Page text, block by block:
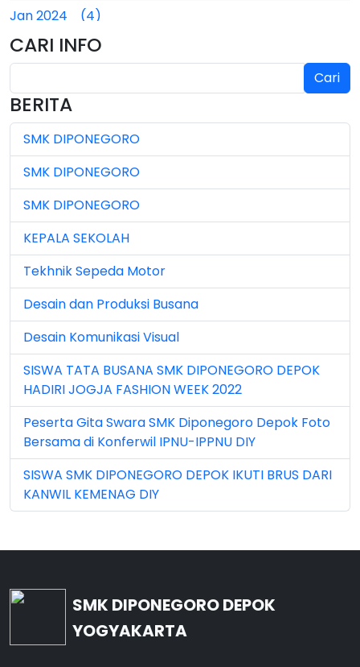
Jan 2024 (4)
Jan 2025 (4)
Jul 2025 (3)
Jul 2026 (4)
Jun 2023 (7)
Jun 2024 (3)
Jun 2025 (1)
Jun 2026 (5)
Mar 2023 (8)
Mar 2024 (1)
Mar 2026 (3)
May 2026 (16)
Nov 2022 (101)
Nov 2023 (5)
Nov 2025 (15)
Sep 2023 (6)
Sep 2024 (7)
CARI INFO
Cari
BERITA
SMK DIPONEGORO
SMK DIPONEGORO
SMK DIPONEGORO
KEPALA SEKOLAH
Tekhnik Sepeda Motor
Desain dan Produksi Busana
Desain Komunikasi Visual
SISWA TATA BUSANA SMK DIPONEGORO DEPOK
HADIRI JOGJA FASHION WEEK 2022
Peserta Gita Swara SMK Diponegoro Depok Foto
Bersama di Konferwil IPNU-IPPNU DIY
SISWA SMK DIPONEGORO DEPOK IKUTI BRUS DARI
KANWIL KEMENAG DIY
SMK DIPONEGORO DEPOK
YOGYAKARTA